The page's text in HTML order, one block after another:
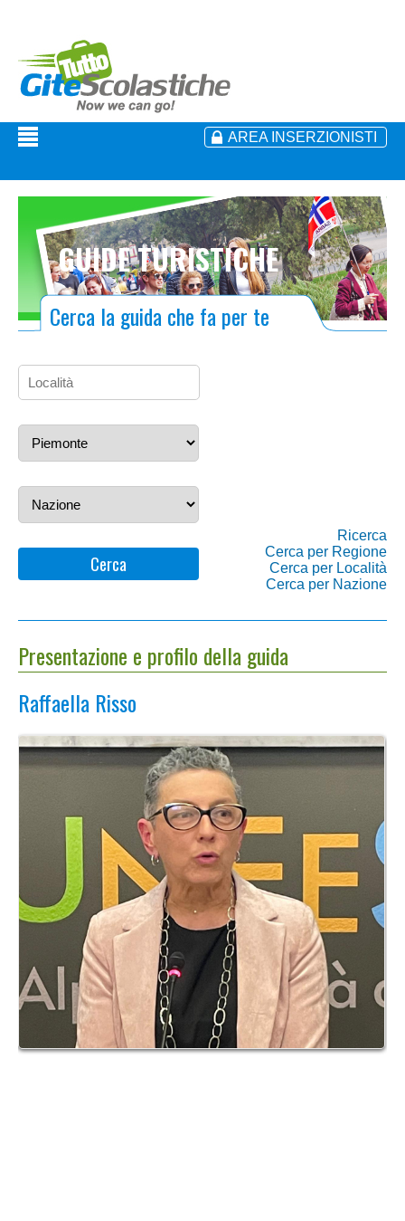
AREA INSERZIONISTI
GUIDE TURISTICHE
Cerca la guida che fa per te
Cerca
Ricerca
Cerca per Regione
Cerca per Località
Cerca per Nazione
Presentazione e profilo della guida
Raffaella Risso